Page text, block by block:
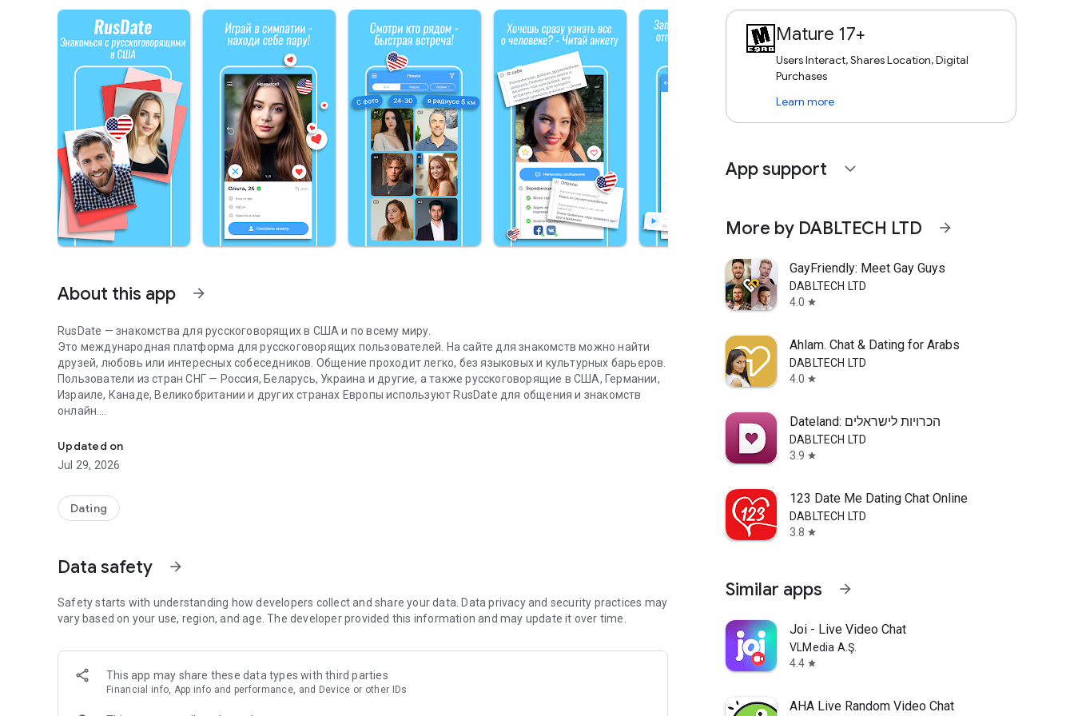
About this app arrow_forward
RusDate — знакомства для русскоговорящих в США и по всему миру.
Это международная платформа для русскоговорящих пользователей. На сайте для знакомств можно найти
друзей, любовь или интересных собеседников. Общение проходит легко, без языковых и культурных барьеров.
Пользователи из стран СНГ — Россия, Беларусь, Украина и другие, а также русскоговорящие в США, Германии,
Израиле, Канаде, Великобритании и других странах Европы используют RusDate для общения и знакомств
онлайн.
Главные преимущества RusDate:
- Сообщество для русскоговорящих — все пользователи говорят на родном для вас языке что делает общение
естественным и комфортным.
мировоззрение, образование, наличие детей, рост, чтобы быстрее находить подходящих людей для
знакомств и не тратить время на лишние переписки, с теми кто вам не подходит.
- Международная база — единая платформа объединяет миллионы русскоговорящих людей из СНГ, Европы,
Профиль и видимость:
- Подброс анкеты в поиске повышает вероятность симпатий и сообщений.
- Выделение профиля среди других пользователей увеличивает шанс быть замеченным в результатах поиска.
Updated on
Jul 29, 2026
Dating
Data safety arrow_forward
Safety starts with understanding how developers collect and share your data. Data privacy and security practices may
vary based on your use, region, and age. The developer provided this information and may update it over time.
This app may share these data types with third parties
Financial info, App info and performance, and Device or other IDs
Mature 17+
Users Interact, Shares Location, Digital
Purchases
Learn more
App support expand_more
More by DABLTECH LTD arrow_forward
GayFriendly: Meet Gay Guys
DABLTECH LTD
4.0 star
Ahlam. Chat & Dating for Arabs
DABLTECH LTD
4.0 star
Dateland: הכרויות לישראלים
DABLTECH LTD
3.9 star
123 Date Me Dating Chat Online
DABLTECH LTD
3.8 star
Similar apps arrow_forward
Joi - Live Video Chat
VLMedia A.Ş.
4.4 star
AHA Live Random Video Chat